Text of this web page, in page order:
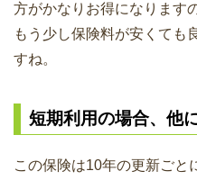
方がかなりお得になります
もう少し保険料が安くても
すね。
短期利用の場合、他
この保険は10年の更新ごと